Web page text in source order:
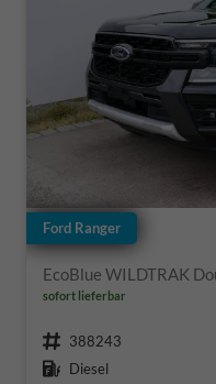
Ford Ranger
sofort lieferbar
Fahrzeugnr. 388243
Kraftstoff Diesel